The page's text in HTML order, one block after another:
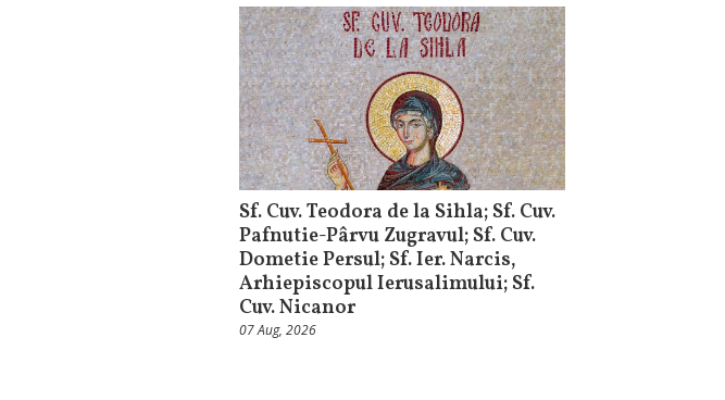
Sf. Cuv. Teodora de la Sihla; Sf. Cuv.
Pafnutie-Pârvu Zugravul; Sf. Cuv.
Dometie Persul; Sf. Ier. Narcis,
Arhiepiscopul Ierusalimului; Sf.
Cuv. Nicanor
07 Aug, 2026